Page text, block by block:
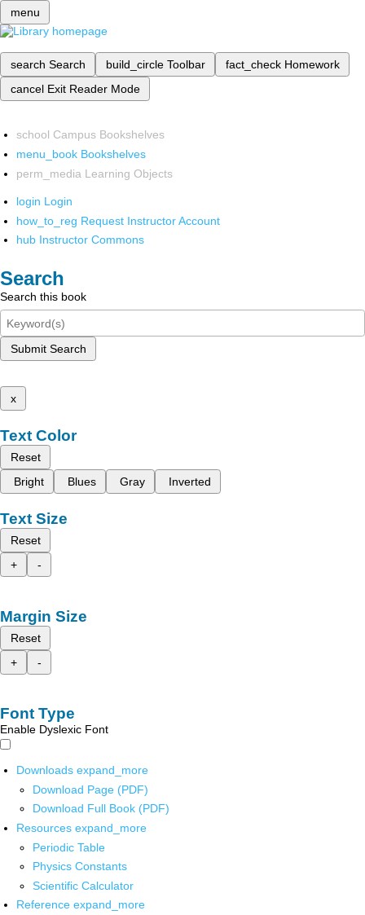
menu
search Search build_circle Toolbar fact_check Homework
cancel Exit Reader Mode
school Campus Bookshelves
menu_book Bookshelves
perm_media Learning Objects
login Login
how_to_reg Request Instructor Account
hub Instructor Commons
Search
Search this book
Submit Search
x
Text Color
Reset
Bright
Blues Gray Inverted
Text Size
Reset
+
-
Margin Size
Reset
+
-
Font Type
Enable Dyslexic Font
Downloads expand_more
Download Page (PDF)
Download Full Book (PDF)
Resources expand_more
Periodic Table
Physics Constants
Scientific Calculator
Reference expand_more